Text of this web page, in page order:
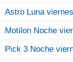
Astro Luna
Motilon Noche
Pick 3 Noche